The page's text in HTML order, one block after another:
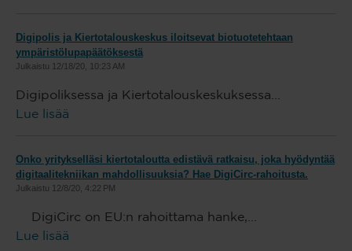
Digipolis ja Kiertotalouskeskus iloitsevat biotuotetehtaan
ympäristölupapäätöksestä
Julkaistu 12/18/20, 10:23 AM
Digipoliksessa ja Kiertotalouskeskuksessa...
Lue lisää
Onko yritykselläsi kiertotaloutta edistävä ratkaisu, joka hyödyntää
digitaalitekniikan mahdollisuuksia? Hae DigiCirc-rahoitusta.
Julkaistu 12/8/20, 4:22 PM
DigiCirc on EU:n rahoittama hanke,...
Lue lisää